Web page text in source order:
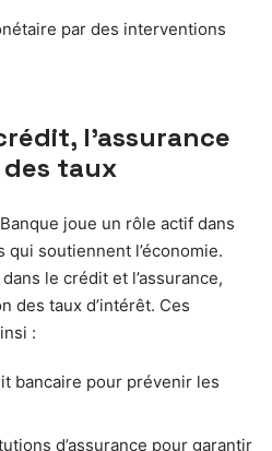
par des interventions
l’assurance
taux
joue un rôle actif dans
soutiennent l’économie.
le crédit et l’assurance,
des taux d’intérêt. Ces
:
bancaire pour prévenir les
d’assurance pour garantir